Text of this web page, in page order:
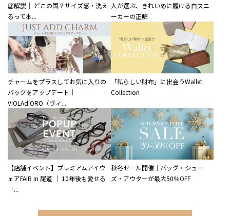
底解説｜ どこの国？サイズ感・洗え
るって本...
人が選ぶ、きれいめに履ける白スニ
ーカーの正解
チャームをプラスしてお気に入りの
バッグをアップデート｜
VIOLAd'ORO（ヴィ...
「私らしい財布」に出会うWallet
Collection
【店舗イベント】プレミアムアイウ
ェアFAIR in 尾道 ｜ 10年後も愛せる
「...
秋冬セール開催｜バッグ・シュー
ズ・アウターが最大50％OFF